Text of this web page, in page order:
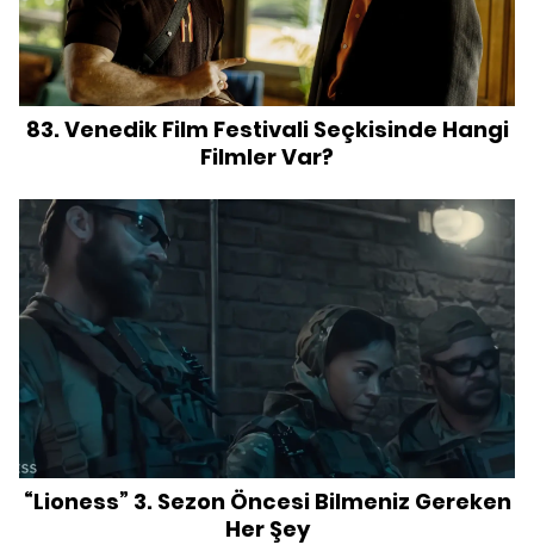
83. Venedik Film Festivali Seçkisinde Hangi
Filmler Var?
“Lioness” 3. Sezon Öncesi Bilmeniz Gereken
Her Şey